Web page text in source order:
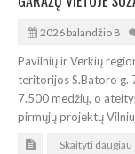
2026 balandžio 8
Pavilnių ir Verkių
teritorijos S.Batoro g.
7.500 medžių, o
pirmųjų projektų
Skaityti daugiau